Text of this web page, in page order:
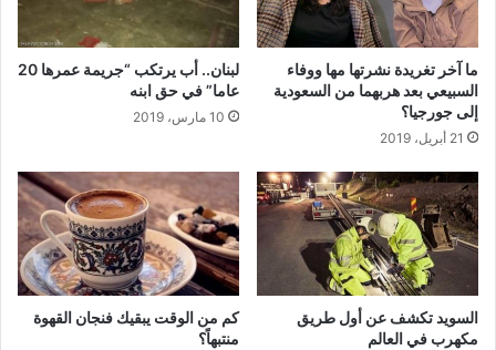
ما آخر تغريدة نشرتها مها ووفاء
السبيعي بعد هربهما من السعودية
إلى جورجيا؟
21 أبريل، 2019
لبنان.. أب يرتكب “جريمة عمرها 20
عاما” في حق ابنه
10 مارس، 2019
السويد تكشف عن أول طريق
مكهرب في العالم
كم من الوقت يبقيك فنجان القهوة
منتبهاً؟